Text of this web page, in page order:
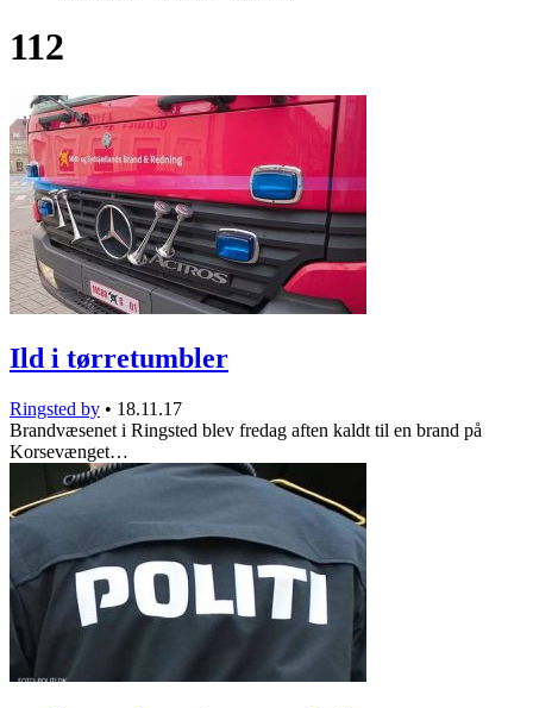
112
Ild i tørretumbler
Ringsted by • 18.11.17
Brandvæsenet i Ringsted blev fredag aften kaldt til en brand på
Korsevænget…